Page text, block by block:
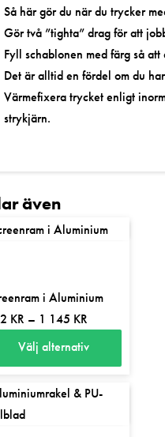
Så här gör du när du trycker
Gör två ”tighta” drag för att
Fyll schablonen med färg så
Det är alltid en fördel om du
Värmefixera trycket enligt
strykjärn.
även
i Aluminium
KR – 1 145 KRPrisintervall:
Välj alternativ